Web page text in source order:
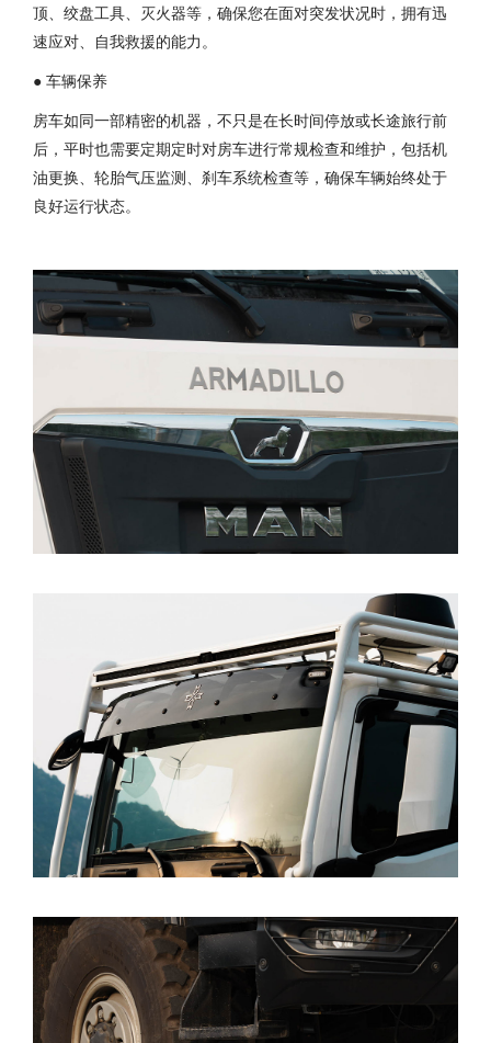
顶、绞盘工具、灭火器等，确保您在面对突发状况时，拥有迅
速应对、自我救援的能力。
● 车辆保养
房车如同一部精密的机器，不只是在长时间停放或长途旅行前
后，平时也需要定期定时对房车进行常规检查和维护，包括机
油更换、轮胎气压监测、刹车系统检查等，确保车辆始终处于
良好运行状态。